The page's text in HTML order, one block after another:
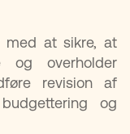
med at sikre, at
og overholder
revision af
og